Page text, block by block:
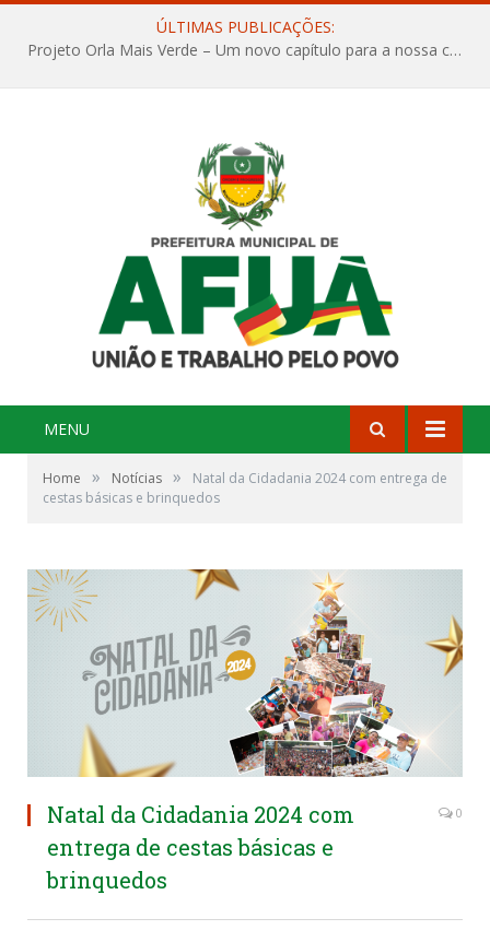
ÚLTIMAS PUBLICAÇÕES:
Projeto Orla Mais Verde – Um novo capítulo para a nossa cidade
MENU
Home » Notícias »
Natal da Cidadania 2024 com entrega de
cestas básicas e brinquedos
Natal da Cidadania 2024 com
entrega de cestas básicas e
brinquedos
0